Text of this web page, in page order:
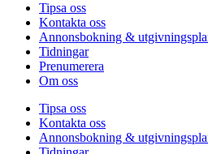
Tipsa oss
Kontakta oss
Annonsbokning &
Tidningar
Prenumerera
Om oss
Tipsa oss
Kontakta oss
Annonsbokning &